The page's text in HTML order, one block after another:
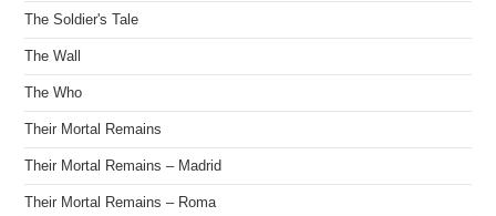
The Soldier's Tale
The Wall
The Who
Their Mortal Remains
Their Mortal Remains – Madrid
Their Mortal Remains – Roma